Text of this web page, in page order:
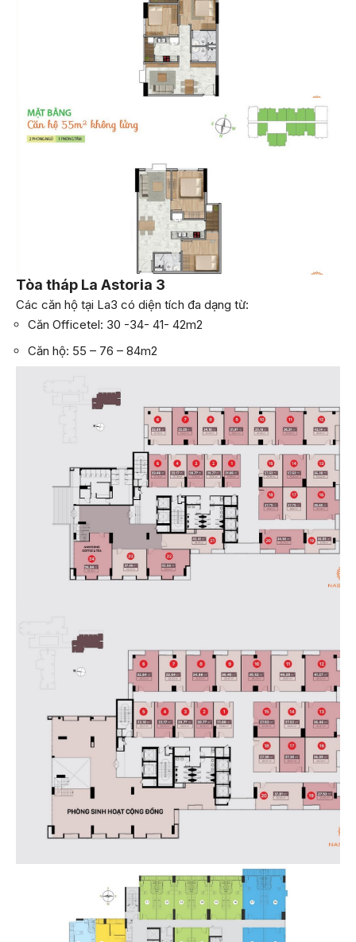
Tòa tháp La Astoria 3
Các căn hộ tại La3 có diện tích đa dạng từ:
Căn Officetel: 30 -34- 41- 42m2
Căn hộ: 55 – 76 – 84m2